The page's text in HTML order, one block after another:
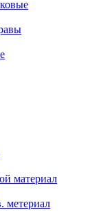
материал
метериал